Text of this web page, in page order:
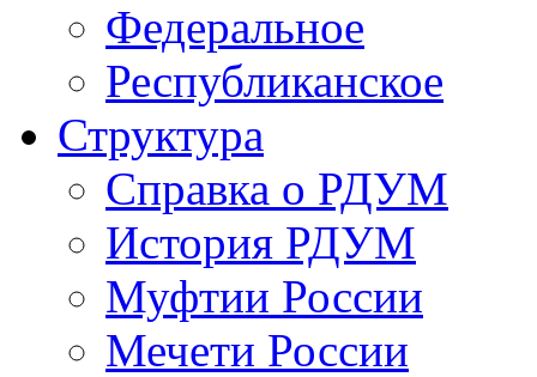
Федеральное
Республиканское
Структура
Справка о РДУМ
История РДУМ
Муфтии России
Мечети России